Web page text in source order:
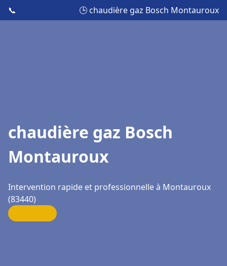
📞 🕒 chaudière gaz Bosch Montauroux
chaudière gaz Bosch
Montauroux
Intervention rapide et professionnelle à Montauroux
(83440)